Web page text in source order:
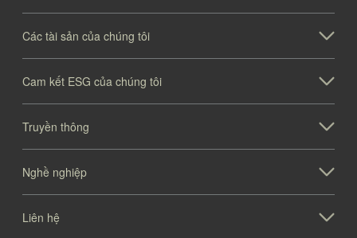
Các tài sản của chúng tôi
Cam kết ESG của chúng tôi
Truyền thông
Nghề nghiệp
Liên hệ